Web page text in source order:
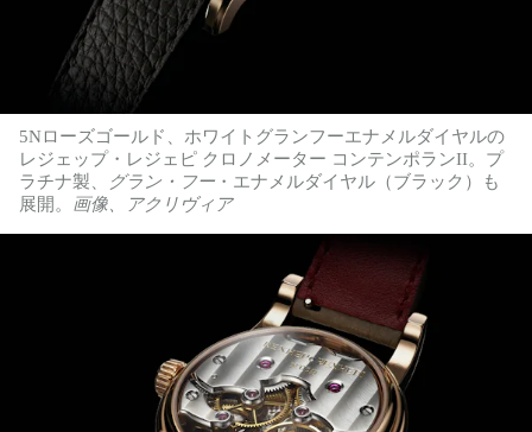
5Nローズゴールド、ホワイトグランフーエナメルダイヤルの
レジェップ・レジェピ クロノメーター コンテンポランII。プ
ラチナ製、
グラン・フー ・エナメルダイヤル（ブラック）も
展開。 画像、アクリヴィア